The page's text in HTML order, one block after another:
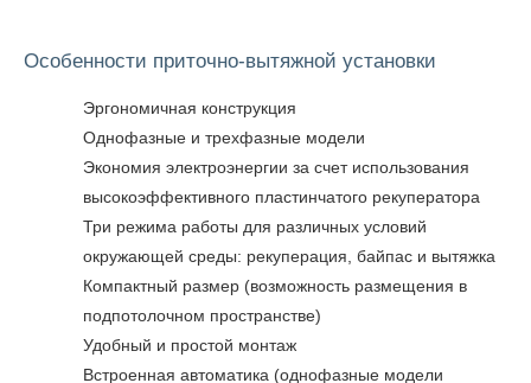
Особенности приточно-вытяжной установки
Эргономичная конструкция
Однофазные и трехфазные модели
Экономия электроэнергии за счет использования
высокоэффективного пластинчатого рекуператора
Три режима работы для различных условий
окружающей среды: рекуперация, байпас и вытяжка
Компактный размер (возможность размещения в
подпотолочном пространстве)
Удобный и простой монтаж
Встроенная автоматика (однофазные модели